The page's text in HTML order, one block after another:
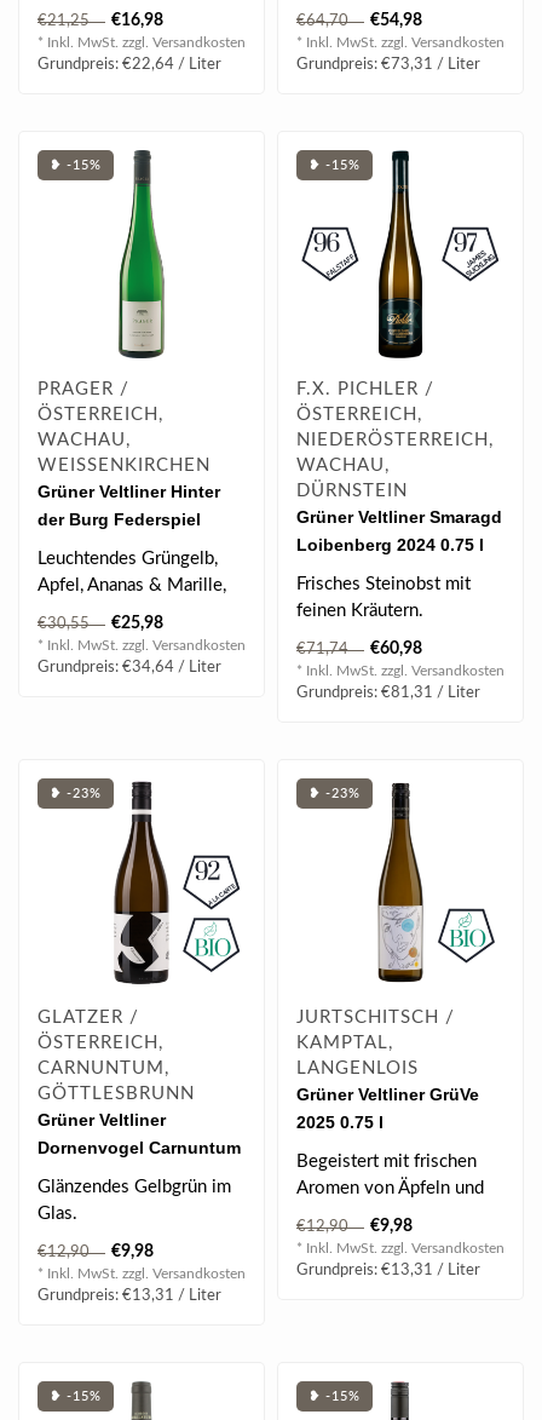
Tropenfrucht.
€21,25 €16,98
* Inkl. MwSt. zzgl. Versandkosten
Grundpreis: €22,64 / Liter
Mango.
BEWERTUNG:
€64,70 €54,98
* Inkl. MwSt. zzgl. Versandkosten
Grundpreis: €73,31 / Liter
❥ -15%
PRAGER /
ÖSTERREICH,
WACHAU,
WEISSENKIRCHEN
Grüner Veltliner Hinter
der Burg Federspiel
Wachau DAC 2024 0.75 l
Leuchtendes Grüngelb,
Apfel, Ananas & Marille,
saftig & fruchtig, cremig &
mine..
€30,55 €25,98
* Inkl. MwSt. zzgl. Versandkosten
Grundpreis: €34,64 / Liter
❥ -15%
F.X. PICHLER /
ÖSTERREICH,
NIEDERÖSTERREICH,
WACHAU,
DÜRNSTEIN
Grüner Veltliner Smaragd
Loibenberg 2024 0.75 l
Frisches Steinobst mit
feinen Kräutern.
BEWERTUNG
| 97 James Suckling |
€71,74 €60,98
* Inkl. MwSt. zzgl. Versandkosten
Grundpreis: €81,31 / Liter
❥ -23%
GLATZER /
ÖSTERREICH,
CARNUNTUM,
GÖTTLESBRUNN
Grüner Veltliner
Dornenvogel Carnuntum
DAC 2024 0.75 l
Glänzendes Gelbgrün im
Glas.
€12,90 €9,98
* Inkl. MwSt. zzgl. Versandkosten
Grundpreis: €13,31 / Liter
❥ -23%
JURTSCHITSCH /
KAMPTAL,
LANGENLOIS
Grüner Veltliner GrüVe
2025 0.75 l
Begeistert mit frischen
Aromen von Äpfeln und
Zitrusfrüchten und einer
lebhaft..
€12,90 €9,98
* Inkl. MwSt. zzgl. Versandkosten
Grundpreis: €13,31 / Liter
❥ -15% ❥ -15%